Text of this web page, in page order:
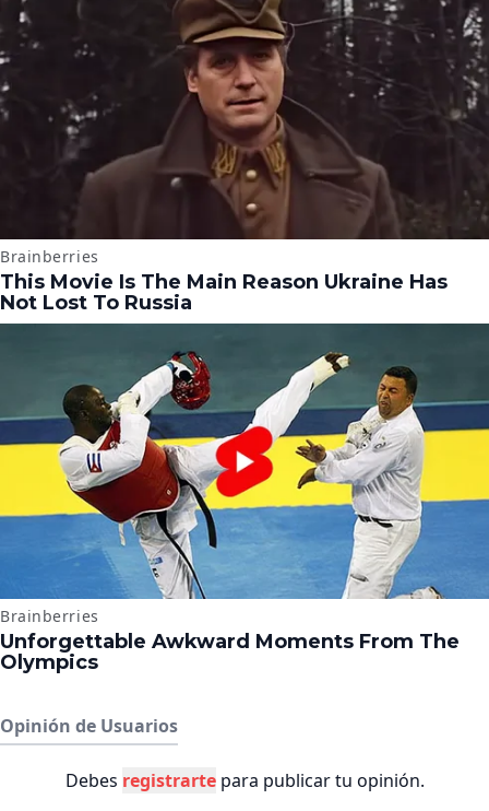
Opinión de Usuarios
Debes registrartepara publicar tu opinión.